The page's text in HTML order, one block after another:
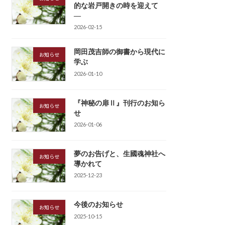
的な岩戸開きの時を迎えて
―
2026-02-15
お知らせ
岡田茂吉師の御書から現代に
学ぶ
2026-01-10
お知らせ
『神秘の扉Ⅱ』刊行のお知ら
せ
2026-01-06
お知らせ
夢のお告げと、生國魂神社へ
導かれて
2025-12-23
お知らせ 今後のお知らせ
2025-10-15